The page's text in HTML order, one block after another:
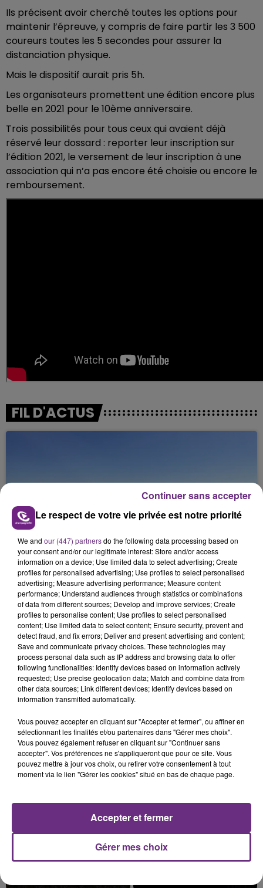
Ils précisent avoir cherché toutes les options pour
maintenir l’épreuve, y compris de faire partir les 3 500
coureurs toutes les 5 secondes pour assurer la
distanciation physique.
Mais le dispositif aurait pris 5h.
Les organisateurs promettent une édition encore plus
belle en 2021 pour le 10ème anniversaire.
Trois possibilités pour tous ceux qui avaient déjà
réservé leur dossard : reporter leur inscription sur
l’édition 2021, le versement de leur inscription à une
association qui n’a pas encore été choisie ou encore le
remboursement.
FIL D'ACTUS
SI TOUT LE MONDE FAIT ÇA, MOI L'ANNÉE
PROCHAINE JE VENDANGE EN...
La vendange en Champagne a débuté ce jeudi 6
août dans la commune de Montgueux (Aube). Du
jamais vu !
L'INSPECTION DU TRAVAIL RAPPELLE À
L'ORDRE SUR LES CONDITIONS DE...
s'est avéré être plus précoce que prévu,
l'inspection du Travail en profite pour rappeler
les conditions de...
TITRES DIFFUSÉS
Le respect de votre vie privée est notre priorité
We and our (447) partnersdo the following data processing based on
your consent and/or our legitimate interest: Store and/or access
information on a device; Use limited data to select advertising; Create
profiles for personalised advertising; Use profiles to select personalised
advertising; Measure advertising performance; Measure content
performance; Understand audiences through statistics or combinations
of data from different sources; Develop and improve services; Create
profiles to personalise content; Use profiles to select personalised
content; Use limited data to select content; Ensure security, prevent and
detect fraud, and fix errors; Deliver and present advertising and content;
Save and communicate privacy choices. These technologies may
process personal data such as IP address and browsing data to offer
following functionalities: Identify devices based on information actively
requested; Use precise geolocation data; Match and combine data from
other data sources; Link different devices; Identify devices based on
information transmitted automatically.
Vous pouvez accepter en cliquant sur "Accepter et fermer", ou affiner en
sélectionnant les finalités et/ou partenaires dans "Gérer mes choix".
Vous pouvez également refuser en cliquant sur "Continuer sans
accepter". Vos préférences ne s'appliqueront que pour ce site. Vous
pouvez mettre à jour vos choix, ou retirer votre consentement à tout
moment via le lien "Gérer les cookies" situé en bas de chaque page.
Gérer mes choix
Accepter et fermer
Continuer sans accepter